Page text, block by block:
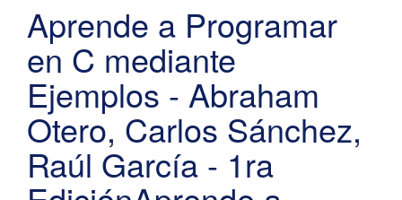
Aprende a Programar
en C mediante
Ejemplos - Abraham
Otero, Carlos Sánchez,
Raúl García - 1ra